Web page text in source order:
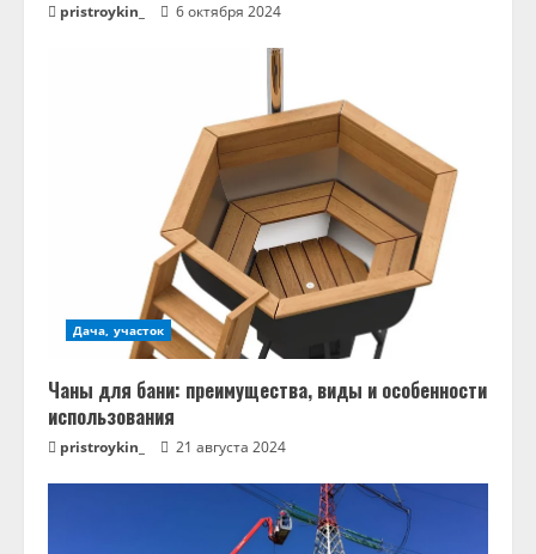
pristroykin_ 6 октября 2024
Дача, участок
Чаны для бани: преимущества, виды и особенности
использования
pristroykin_ 21 августа 2024